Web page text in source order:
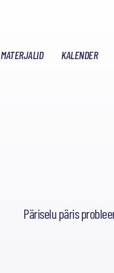
MATERJALID KALENDER
Päriselu päris